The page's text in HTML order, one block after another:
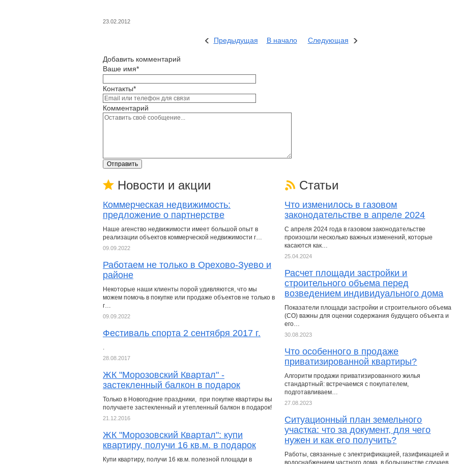
23.02.2012
Предыдущая В начало Следующая
Добавить комментарий
Ваше имя*
Контакты*
Комментарий
Отправить
Новости и акции
Коммерческая недвижимость:
предложение о партнерстве
Наше агенство недвижимости имеет большой опыт в
реализации объектов коммерческой недвижимости г…
09.09.2022
Работаем не только в Орехово-Зуево и
районе
Некоторые наши клиенты порой удивляются, что мы
можем помочь в покупке или продаже объектов не только в
г…
09.09.2022
Фестиваль спорта 2 сентября 2017 г.
28.08.2017
ЖК "Морозовский Квартал" -
застекленный балкон в подарок
Только в Новогодние праздники, при покупке квартиры вы
получаете застекленный и утепленный балкон в подарок!
21.12.2016
ЖК "Морозовский Квартал": купи
квартиру, получи 16 кв.м. в подарок
Купи квартиру, получи 16 кв.м. полезной площади в
Статьи
Что изменилось в газовом
законодательстве в апреле 2024
С апреля 2024 года в газовом законодательстве
произошли несколько важных изменений, которые
касаются как…
25.04.2024
Расчет площади застройки и
строительного объема перед
возведением индивидуального дома
Показатели площади застройки и строительного объема
(СО) важны для оценки содержания будущего объекта и
его…
30.08.2023
Что особенного в продаже
приватизированной квартиры?
Алгоритм продажи приватизированного жилья
стандартный: встречаемся с покупателем,
подготавливаем…
27.08.2023
Ситуационный план земельного
участка: что за документ, для чего
нужен и как его получить?
Работы, связанные с электрификацией, газификацией и
водоснабжением частного дома, в большинстве случаев